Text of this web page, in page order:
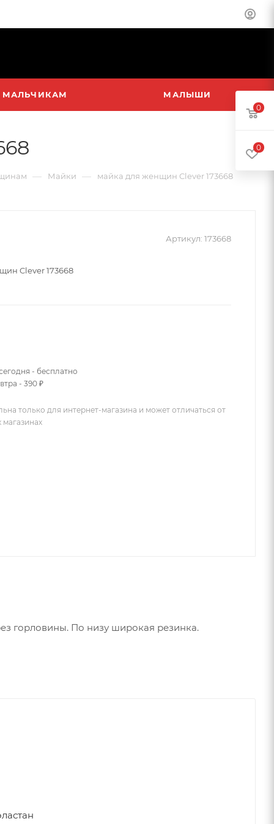
МАЛЬЧИКАМ МАЛЫШИ
— Майки — майка для женщин Clever 173668
Артикул: 173668
Clever 173668
- бесплатно
- 390 ₽
только для интернет-магазина и может отличаться от
магазинах
горловины. По низу широкая резинка.
0
0